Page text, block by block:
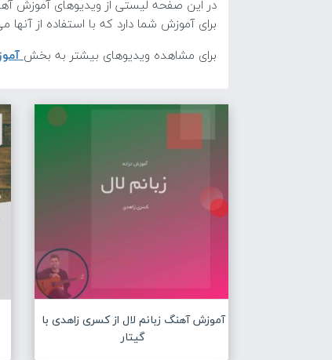
در این صفحه لیستی از ویدیوهای آموزش
برای آموزش شما دارد که با استفاده از
برای مشاهده ویدیوهای بیشتر به بخش
آموزش آهنگ زبانم لال از کسری زاهدی با
گیتار